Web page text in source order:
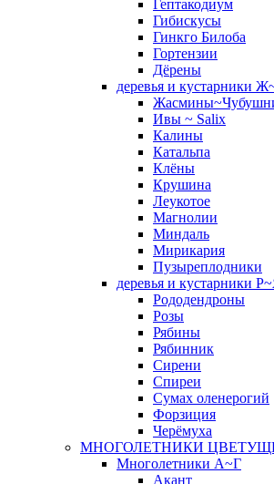
Гептакодиум
Гибискусы
Гинкго Билоба
Гортензии
Дёрены
деревья и кустарники
Ивы ~ Salix
Калины
Катальпа
Клёны
Крушина
Леукотое
Магнолии
Миндаль
Мирикария
Пузыреплодники
деревья и кустарники
Рододендроны
Розы
Рябины
Рябинник
Сирени
Спиреи
Сумах оленерогий
Форзиция
Черёмуха
МНОГОЛЕТНИКИ
Многолетники А~Г
Акант